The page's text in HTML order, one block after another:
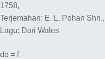
1758,
Terjemahan: E. L. Pohan Shn.,
Lagu: Dari Wales
do = f